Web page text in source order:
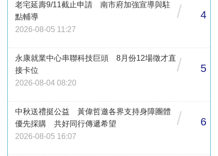
老宅延壽9/11截止申請 南市府加強宣導與駐
點輔導
2026-08-05 11:27
/ 4
永康就業中心串聯科技巨頭 8月份12場徵才直
接卡位
2026-08-04 08:20
/ 5
中秋送禮挺公益 黃偉哲邀各界支持身障團體
優先採購 共好同行傳遞希望
2026-08-05 16:07
/ 6